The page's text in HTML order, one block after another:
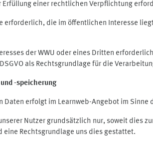
einer rechtlichen Verpflichtung
die im öffentlichen Interesse
der WWU oder eines Dritten
als Rechtsgrundlage für die
-speicherung
Daten erfolgt im Learnweb-Angebot im Sinne
Nutzer grundsätzlich nur, soweit dies
Rechtsgrundlage uns dies gestattet.